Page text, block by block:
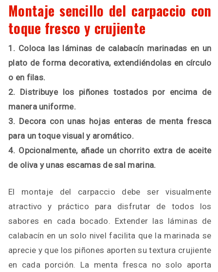
Montaje sencillo del carpaccio con
toque fresco y crujiente
1. Coloca las láminas de calabacín marinadas en un
plato de forma decorativa, extendiéndolas en círculo
o en filas.
2. Distribuye los piñones tostados por encima de
manera uniforme.
3. Decora con unas hojas enteras de menta fresca
para un toque visual y aromático.
4. Opcionalmente, añade un chorrito extra de aceite
de oliva y unas escamas de sal marina.
El montaje del carpaccio debe ser visualmente
atractivo y práctico para disfrutar de todos los
sabores en cada bocado. Extender las láminas de
calabacín en un solo nivel facilita que la marinada se
aprecie y que los piñones aporten su textura crujiente
en cada porción. La menta fresca no solo aporta